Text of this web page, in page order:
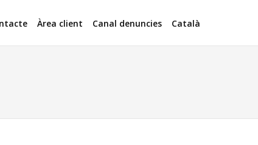
Àrea client Canal denuncies Català